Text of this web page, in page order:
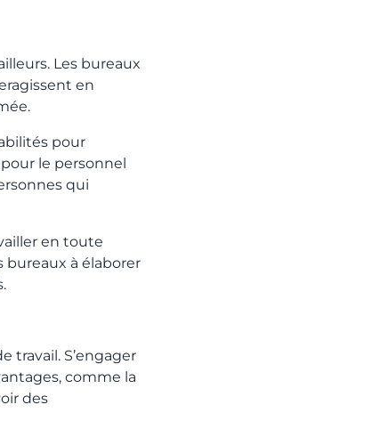
Les bureaux
en
pour
le personnel
qui
en toute
bureaux à élaborer
travail. S’engager
comme la
des